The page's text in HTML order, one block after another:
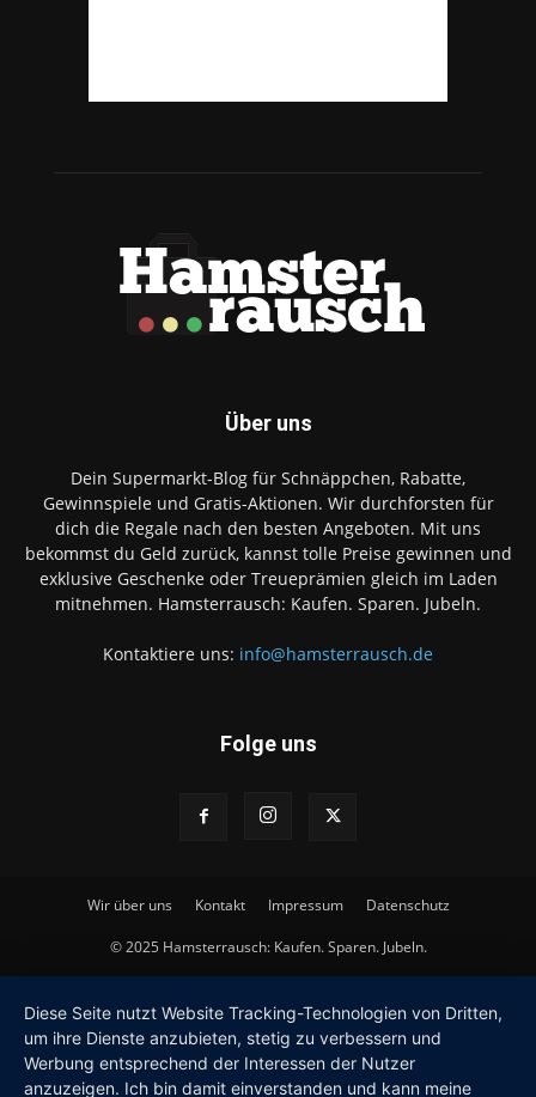
Über uns
Dein Supermarkt-Blog für Schnäppchen, Rabatte,
Gewinnspiele und Gratis-Aktionen. Wir durchforsten für
dich die Regale nach den besten Angeboten. Mit uns
bekommst du Geld zurück, kannst tolle Preise gewinnen und
exklusive Geschenke oder Treueprämien gleich im Laden
mitnehmen. Hamsterrausch: Kaufen. Sparen. Jubeln.
Kontaktiere uns: info@hamsterrausch.de
Folge uns
Wir über uns Kontakt Impressum Datenschutz
© 2025 Hamsterrausch: Kaufen. Sparen. Jubeln.
Diese Seite nutzt Website Tracking-Technologien von Dritten,
um ihre Dienste anzubieten, stetig zu verbessern und
Werbung entsprechend der Interessen der Nutzer
anzuzeigen. Ich bin damit einverstanden und kann meine